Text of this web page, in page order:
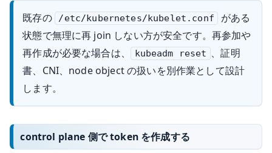
既存の /etc/kubernetes/kubelet.conf
がある
状態で無理に再 join しない方が安全です。再参加や
再作成が必要な場合は、
kubeadm reset 、証明
書、CNI、node object の扱いを別作業として設計
します。
control plane 側で token を作成する